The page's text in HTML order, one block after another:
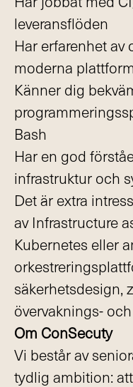
leveransflöden
Har erfarenhet
moderna
Känner dig
Bash
Har en god
infrastruktur och
Det är extra
av Infrastructure
Kubernetes eller
säkerhetsdesign,
övervaknings-
Om ConSecuty
Vi består av
tydlig ambition: